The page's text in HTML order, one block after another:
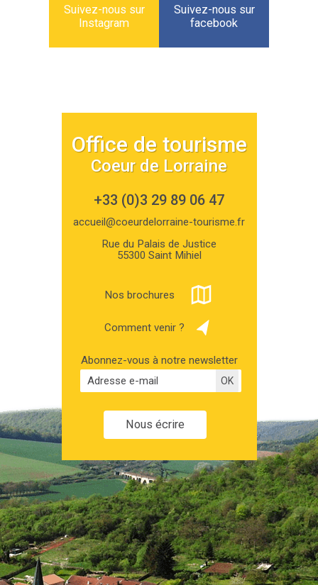
Suivez-nous sur
Instagram
Suivez-nous sur
facebook
Office de tourisme
Coeur de Lorraine
+33 (0)3 29 89 06 47
accueil@coeurdelorraine-tourisme.fr
Rue du Palais de Justice
55300 Saint Mihiel
Nos brochures
Comment venir ?
Abonnez-vous à notre newsletter
Nous écrire